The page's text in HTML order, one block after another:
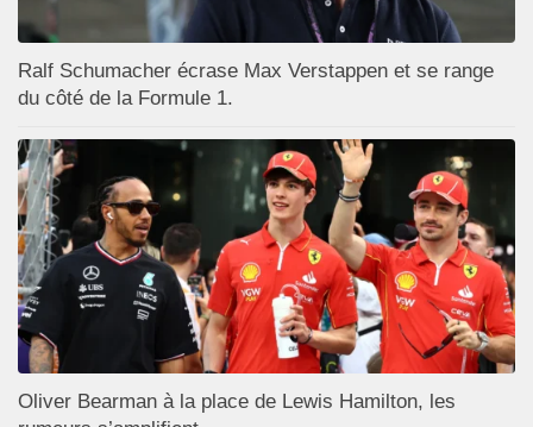
Ralf Schumacher écrase Max Verstappen et se range
du côté de la Formule 1.
Oliver Bearman à la place de Lewis Hamilton, les